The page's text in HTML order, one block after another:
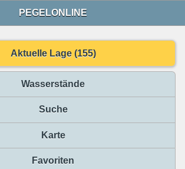
PEGELONLINE
Aktuelle Lage (155)
Wasserstände
Suche
Karte
Favoriten